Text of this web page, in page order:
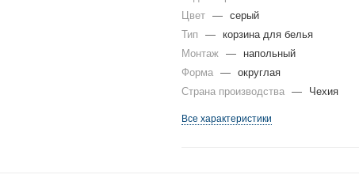
Цвет — серый
Тип
— корзина для белья
Монтаж —
напольный
Форма — округлая
Страна производства — Чехия
Все характеристики